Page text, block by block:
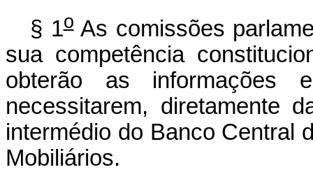
§ 1oAs comissões
sua competência
obterão as informações
necessitarem, diretamente
intermédio do Banco Central
Mobiliários.